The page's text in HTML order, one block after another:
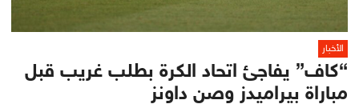
الأخبار
“كاف” يفاجئ اتحاد الكرة بطلب غريب قبل
مباراة بيراميدز وصن داونز